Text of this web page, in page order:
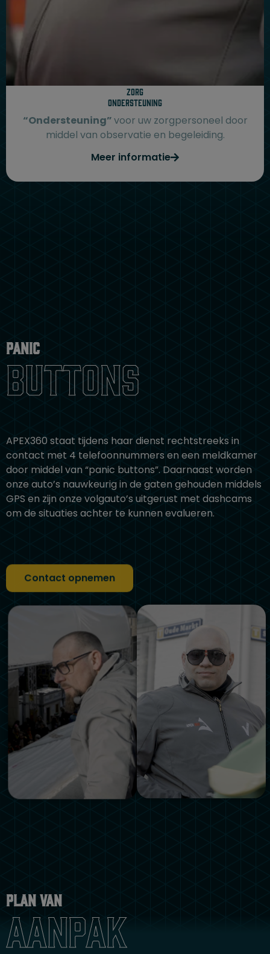
Zorg
Ondersteuning
“Ondersteuning”voor uw zorgpersoneel door
middel van observatie en begeleiding.
Meer informatie
Panic
Buttons
APEX360 staat tijdens haar dienst rechtstreeks in
contact met 4 telefoonnummers en een meldkamer
door middel van “panic buttons”. Daarnaast worden
onze auto’s nauwkeurig in de gaten gehouden middels
GPS en zijn onze volgauto’s uitgerust met dashcams
om de situaties achter te kunnen evalueren.
Contact opnemen
Plan van
Aanpak